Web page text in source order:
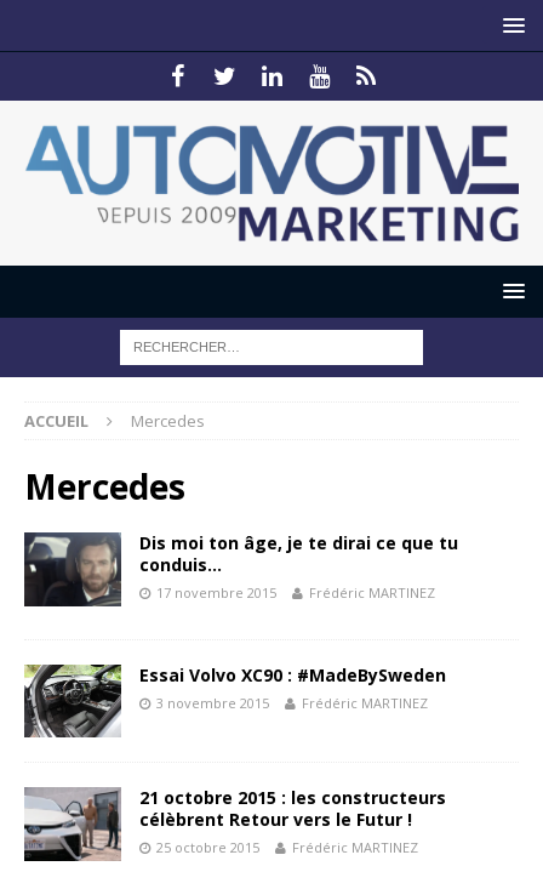
ACCUEIL Mercedes
Mercedes
Dis moi ton âge, je te dirai ce que tu
conduis…
17 novembre 2015 Frédéric MARTINEZ
Essai Volvo XC90 : #MadeBySweden
3 novembre 2015 Frédéric MARTINEZ
21 octobre 2015 : les constructeurs
célèbrent Retour vers le Futur !
25 octobre 2015 Frédéric MARTINEZ